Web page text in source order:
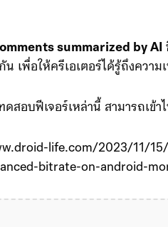
summarized by AI
น เพื่อให้ครีเอเตอร์ได้รู้ถึงควา
สอบฟีเจอร์เหล่านี้ สามารถเข้า
life.com/2023/11/
bitrate-on-android-